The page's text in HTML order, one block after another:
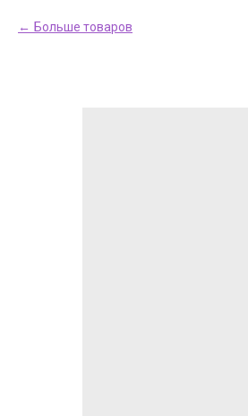
Больше товаров